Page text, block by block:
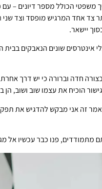
הכולל מספר דיונים – עם
צד אחד המרגיש מופסד וצד
יישאר.
אינטרסים שונים הנאבקים
חדה וברורה כי יש דרך
הוכיח את עצמו שוב ושוב, הן
זה אני מבקש להדגיש את
פנו כבר עכשיו אל